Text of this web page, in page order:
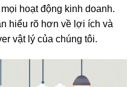
hoạt động kinh doanh.
hiểu rõ hơn về lợi ích và
vật lý của chúng tôi.